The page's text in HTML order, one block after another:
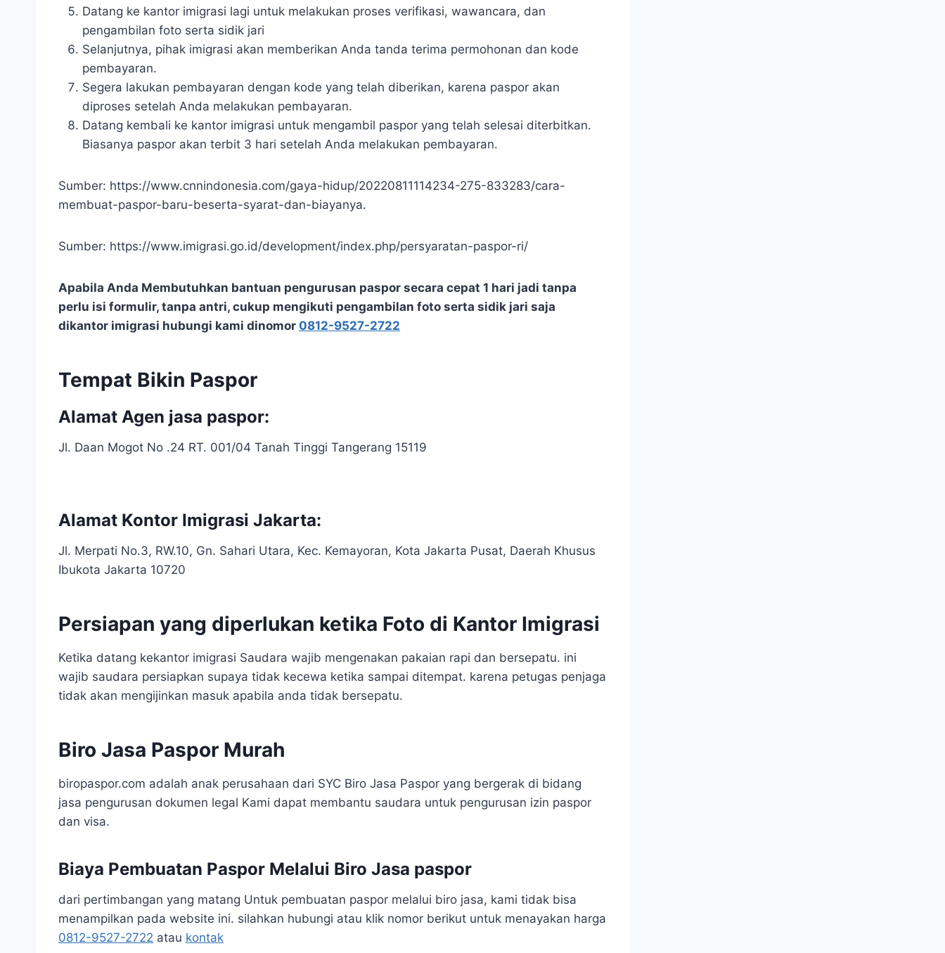
Datang ke kantor imigrasi lagi untuk melakukan proses verifikasi, wawancara, dan
pengambilan foto serta sidik jari
Selanjutnya, pihak imigrasi akan memberikan Anda tanda terima permohonan dan kode
pembayaran.
Segera lakukan pembayaran dengan kode yang telah diberikan, karena paspor akan
diproses setelah Anda melakukan pembayaran.
Datang kembali ke kantor imigrasi untuk mengambil paspor yang telah selesai diterbitkan.
Biasanya paspor akan terbit 3 hari setelah Anda melakukan pembayaran.
Sumber: https://www.cnnindonesia.com/gaya-hidup/20220811114234-275-833283/cara-
membuat-paspor-baru-beserta-syarat-dan-biayanya.
Sumber: https://www.imigrasi.go.id/development/index.php/persyaratan-paspor-ri/
Apabila Anda Membutuhkan bantuan pengurusan paspor secara cepat 1 hari jadi tanpa
perlu isi formulir, tanpa antri, cukup mengikuti pengambilan foto serta sidik jari saja
dikantor imigrasi hubungi kami dinomor 0812-9527-2722
Tempat Bikin Paspor
Alamat Agen jasa paspor:
Jl. Daan Mogot No .24 RT. 001/04 Tanah Tinggi Tangerang 15119
Alamat Kontor Imigrasi Jakarta:
Jl. Merpati No.3, RW.10, Gn. Sahari Utara, Kec. Kemayoran, Kota Jakarta Pusat, Daerah Khusus
Ibukota Jakarta 10720
Persiapan yang diperlukan ketika Foto di Kantor Imigrasi
Ketika datang kekantor imigrasi Saudara wajib mengenakan pakaian rapi dan bersepatu. ini
wajib saudara persiapkan supaya tidak kecewa ketika sampai ditempat. karena petugas penjaga
tidak akan mengijinkan masuk apabila anda tidak bersepatu.
Biro Jasa Paspor Murah
biropaspor.com adalah anak perusahaan dari SYC Biro Jasa Paspor yang bergerak di bidang
jasa pengurusan dokumen legal Kami dapat membantu saudara untuk pengurusan izin paspor
dan visa.
Biaya Pembuatan Paspor Melalui Biro Jasa paspor
dari pertimbangan yang matang Untuk pembuatan paspor melalui biro jasa, kami tidak bisa
menampilkan pada website ini. silahkan hubungi atau klik nomor berikut untuk menayakan harga
0812-9527-2722 atau kontak